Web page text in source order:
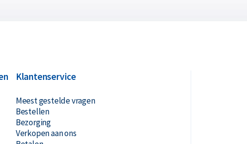
Klantenservice
Meest gestelde vragen
Bestellen
Bezorging
Verkopen aan ons